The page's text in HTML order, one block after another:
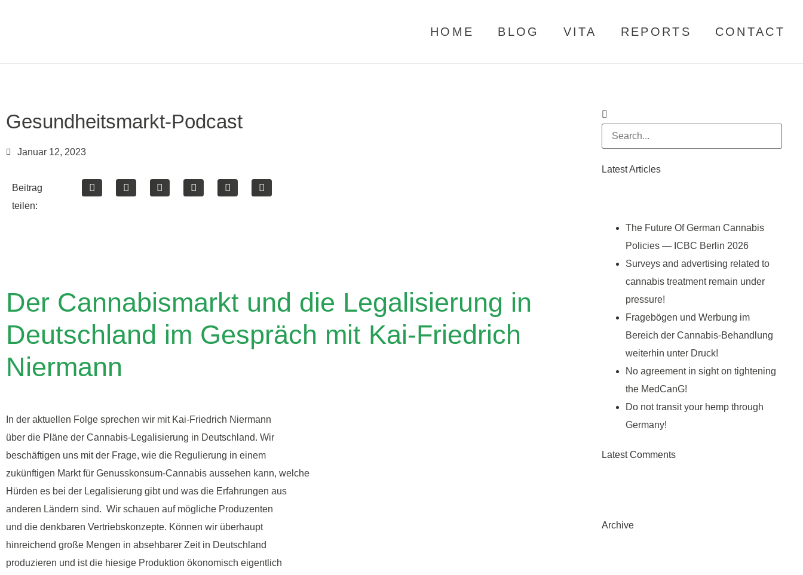
HOME BLOG VITA REPORTS CONTACT
Gesundheitsmarkt-Podcast
Januar 12, 2023
Beitrag
teilen:
Der Cannabismarkt und die Legalisierung in
Deutschland im Gespräch mit Kai-Friedrich
Niermann
In der aktuellen Folge sprechen wir mit Kai-Friedrich Niermann
über die Pläne der Cannabis-Legalisierung in Deutschland. Wir
beschäftigen uns mit der Frage, wie die Regulierung in einem
zukünftigen Markt für Genusskonsum-Cannabis aussehen kann, welche
Hürden es bei der Legalisierung gibt und was die Erfahrungen aus
anderen Ländern sind. Wir schauen auf mögliche Produzenten
und die denkbaren Vertriebskonzepte. Können wir überhaupt
hinreichend große Mengen in absehbarer Zeit in Deutschland
produzieren und ist die hiesige Produktion ökonomisch eigentlich
Latest Articles
The Future Of German Cannabis
Policies — ICBC Berlin 2026
Surveys and advertising related to
cannabis treatment remain under
pressure!
Fragebögen und Werbung im
Bereich der Cannabis-Behandlung
weiterhin unter Druck!
No agreement in sight on tightening
the MedCanG!
Do not transit your hemp through
Germany!
Latest Comments
Archive